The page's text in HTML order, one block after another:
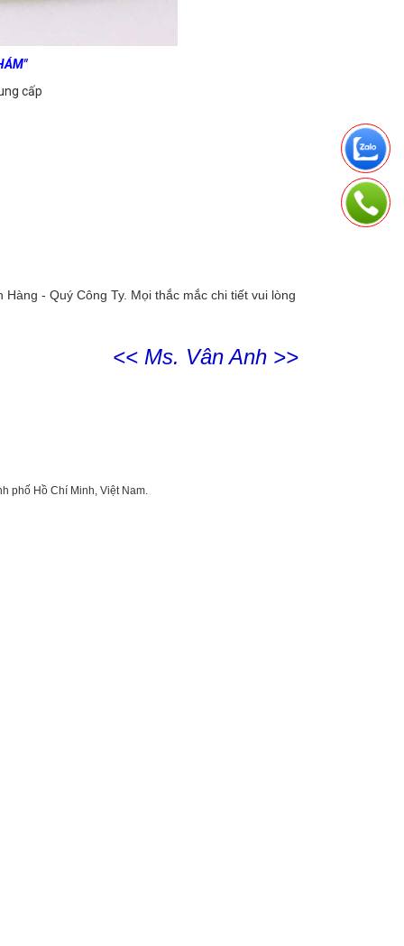
cấp
- Quý Công Ty. Mọi thắc mắc chi tiết vui lòng
<< Ms. Vân Anh >>
phố Hồ Chí Minh, Việt Nam.